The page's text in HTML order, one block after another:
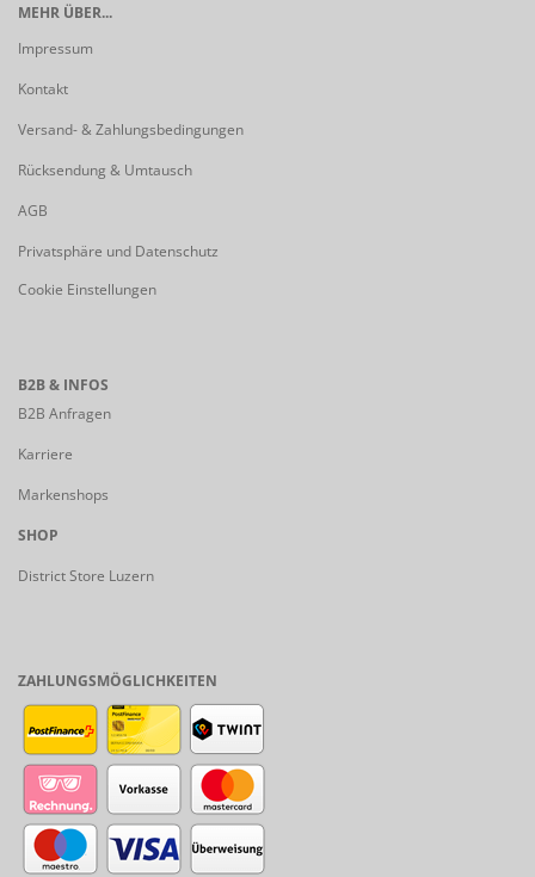
MEHR ÜBER...
Impressum
Kontakt
Versand- & Zahlungsbedingungen
Rücksendung & Umtausch
AGB
Privatsphäre und Datenschutz
Cookie Einstellungen
B2B & INFOS
B2B Anfragen
Karriere
Markenshops
SHOP
District Store Luzern
ZAHLUNGSMÖGLICHKEITEN